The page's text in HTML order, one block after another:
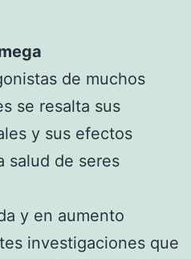
de muchos
se resalta sus
y sus efectos
salud de seres
y en aumento
investigaciones que